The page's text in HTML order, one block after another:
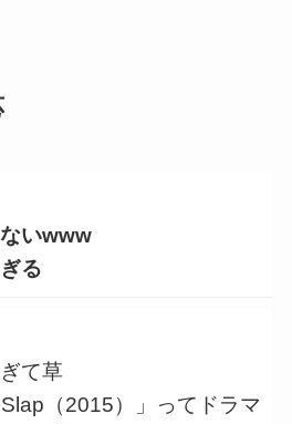
いwww
る
て草
（2015）」ってドラマ